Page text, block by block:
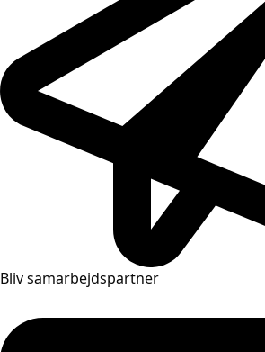
Bliv samarbejdspartner